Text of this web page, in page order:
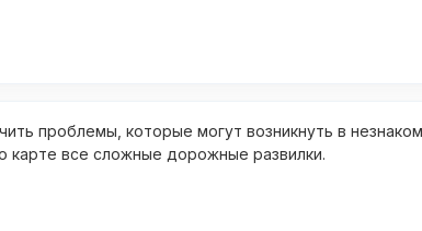
проблемы, которые могут возникнуть в
карте все сложные дорожные развилки.